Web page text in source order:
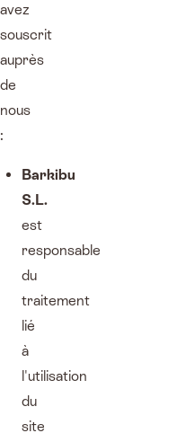
avez
souscrit
auprès
de
nous
:
Barkibu
S.L.
est
responsable
du
traitement
lié
à
l'utilisation
du
site